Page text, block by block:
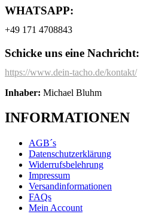
WHATSAPP:
+49 171 4708843
Schicke uns eine Nachricht:
https://www.dein-tacho.de/kontakt/
Inhaber: Michael Bluhm
INFORMATIONEN
AGB´s
Datenschutzerklärung
Widerrufsbelehrung
Impressum
Versandinformationen
FAQs
Mein Account